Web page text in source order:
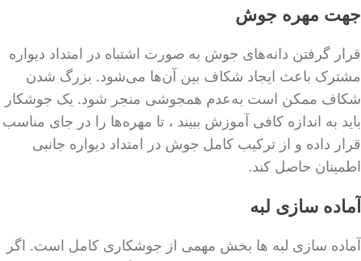
جهت مهره جوش
قرار گرفتن دانه‌های جوش به صورت اشتباه در امتداد دیواره
مشترک باعث ایجاد شکاف بین آن‌ها می‌شود. بزرگ شدن
شکاف ممکن است به‌عدم همجوشی منجر شود. یک جوشکار
باید به اندازه کافی آموزش ببیند ، تا مهره‌ها را در جای مناسب
قرار داده و از ترکیب کامل جوش در امتداد دیواره جانبی
اطمینان حاصل کند.
آماده سازی لبه
آماده سازی لبه ها بخش مهمی از جوشکاری کامل است. اگر